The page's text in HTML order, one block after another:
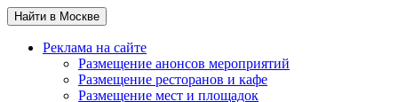
Найти в Москве
Реклама на сайте
Размещение анонсов мероприятий
Размещение ресторанов и кафе
Размещение мест и площадок